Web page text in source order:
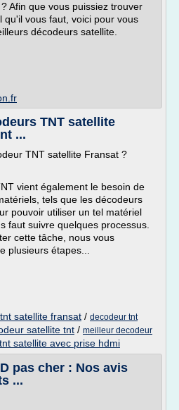
Afin que vous puissiez trouver
qu'il vous faut, voici pour vous
décodeurs satellite.
TNT satellite
...
TNT satellite Fransat ?
vient également le besoin de
tels que les décodeurs
pouvoir utiliser un tel matériel
faut suivre quelques processus.
cette tâche, nous vous
plusieurs étapes...
satellite fransat / decodeur tnt
satellite tnt / meilleur decodeur
satellite avec prise hdmi
pas cher : Nos avis
...